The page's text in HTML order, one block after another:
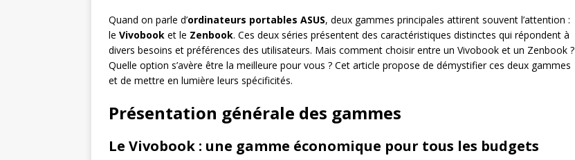
Quand on parle d’ordinateurs portables ASUS, deux gammes principales attirent souvent l’attention :
le Vivobook et le Zenbook. Ces deux séries présentent des caractéristiques distinctes qui répondent à
divers besoins et préférences des utilisateurs. Mais comment choisir entre un Vivobook et un Zenbook ?
Quelle option s’avère être la meilleure pour vous ? Cet article propose de démystifier ces deux gammes
et de mettre en lumière leurs spécificités.
Présentation générale des gammes
Le Vivobook : une gamme économique pour tous les budgets